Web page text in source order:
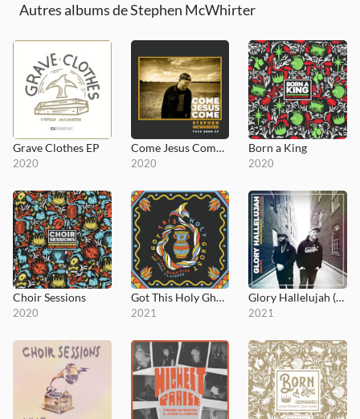
Autres albums de Stephen McWhirter
Grave Clothes EP
2020
Come Jesus Come EP
2020
Born a King
2020
Choir Sessions
2020
Got This Holy Ghost
2021
Glory Hallelujah (Radio Edit)
2021